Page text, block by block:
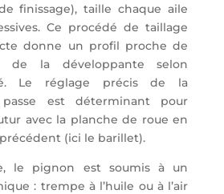
finissage), taille chaque aile
Ce procédé de taillage
donne un profil proche de
de la développante selon
Le réglage précis de la
est déterminant pour
avec la planche de roue en
(ici le barillet).
le pignon est soumis à un
: trempe à l’huile ou à l’air